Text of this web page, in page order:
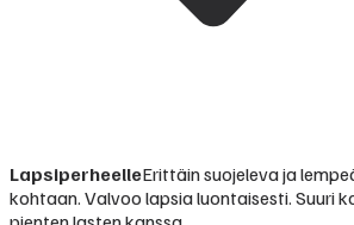
LapsiperheelleErittäin suojeleva ja
kohtaan. Valvoo lapsia luontaisesti. Suuri